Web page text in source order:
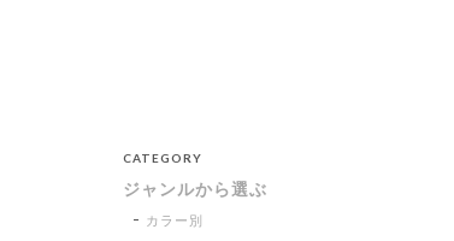
CATEGORY
ジャンルから選ぶ
カラー別